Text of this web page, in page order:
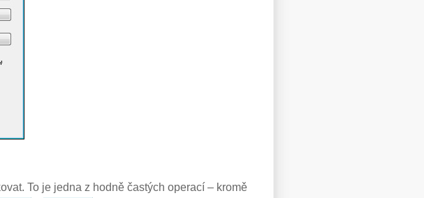
To je jedna z hodně častých operací – kromě